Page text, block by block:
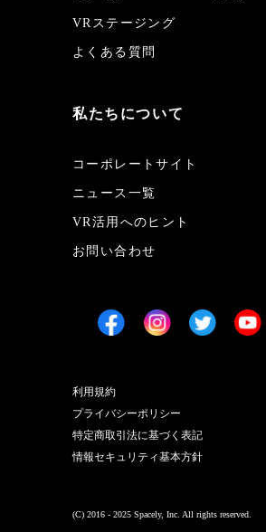
VRステージング
よくある質問
私たちについて
コーポレートサイト
ニュース一覧
VR活用へのヒント
お問い合わせ
(C) 2016 - 2025 Spacely, Inc. All rights reserved.
利用規約
プライバシーポリシー
特定商取引法に基づく表記
情報セキュリティ基本方針